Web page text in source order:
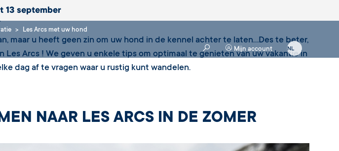
13 september
Les Arcs met uw hond
Mijn account
maar u heeft geen zin om uw hond in de kennel achter te laten…Des te beter,
Les Arcs ! We geven u enkele tips om optimaal te genieten van uw vakantie in
dag af te vragen waar u rustig kunt wandelen.
NAAR LES ARCS IN DE ZOMER